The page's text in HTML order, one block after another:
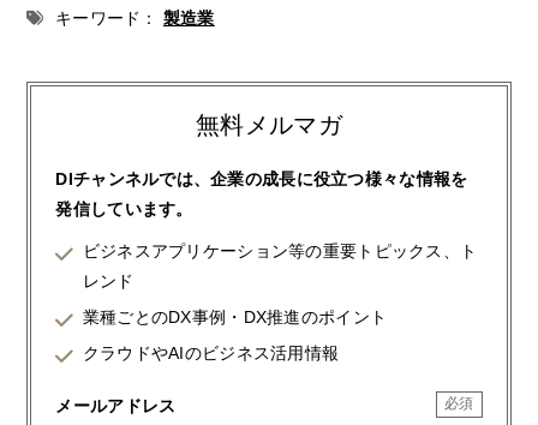
キーワード：
製造業
無料メルマガ
DIチャンネルでは、企業の成長に役立つ様々な情報を
発信しています。
ビジネスアプリケーション等の重要トピックス、ト
レンド
業種ごとのDX事例・DX推進のポイント
クラウドやAIのビジネス活用情報
メールアドレス